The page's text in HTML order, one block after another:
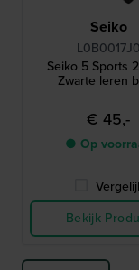
Seiko
L0B0017J0
Seiko 5 Sports
Zwarte leren
€ 45,-
● Op
Bekijk